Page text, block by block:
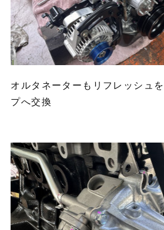
オルタネーターもリフレッシュ
プへ交換